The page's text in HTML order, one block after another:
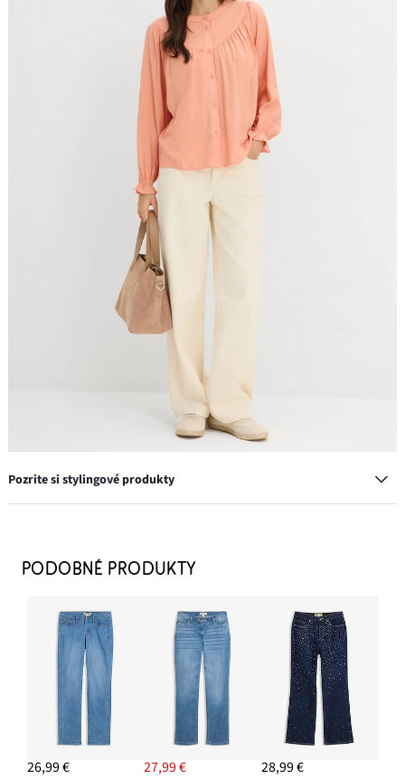
Pozrite si stylingové produkty
47,99 €
Náušnice kruhy
PRIDAŤ DO KOŠÍKA
Tenisky s podrážkou v lykovom vzhľade
16,99 €
PODOBNÉ PRODUKTY
26,99 € 27,99 € 28,99 €